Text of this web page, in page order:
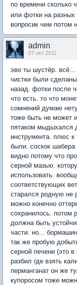
по времени сколько
или фотки на
вопросик чем потом
admin
07 окт 2011
эво ты шустёр.
чистки были
назад. фотки после
что есть. то что
сомнений думаю
тоже быть не может
пятаком мыдыхался
инструмента. плюс к
были. соскок
видно потому что
серной мазью.
использовать.
соответствующих
старался родную не
можно конечно
сохранилось. потом
должна быть
части. но...
так же пробую
серной печени (это
разбил где взять
перманганат он же
купоросом тоже